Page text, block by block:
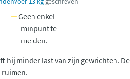
13 kg geschreven
Geen enkel
minpunt te
melden.
hij minder last van zijn gewrichten. De
ruimen.